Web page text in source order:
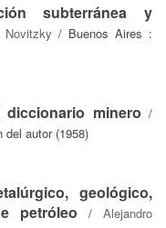
subterránea y
Novitzky / Buenos Aires :
minero /
autor (1958)
geológico,
petróleo / Alejandro